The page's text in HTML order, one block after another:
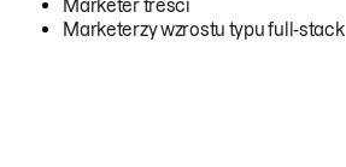
Marketer treści
Marketerzy wzrostu typu full-stack